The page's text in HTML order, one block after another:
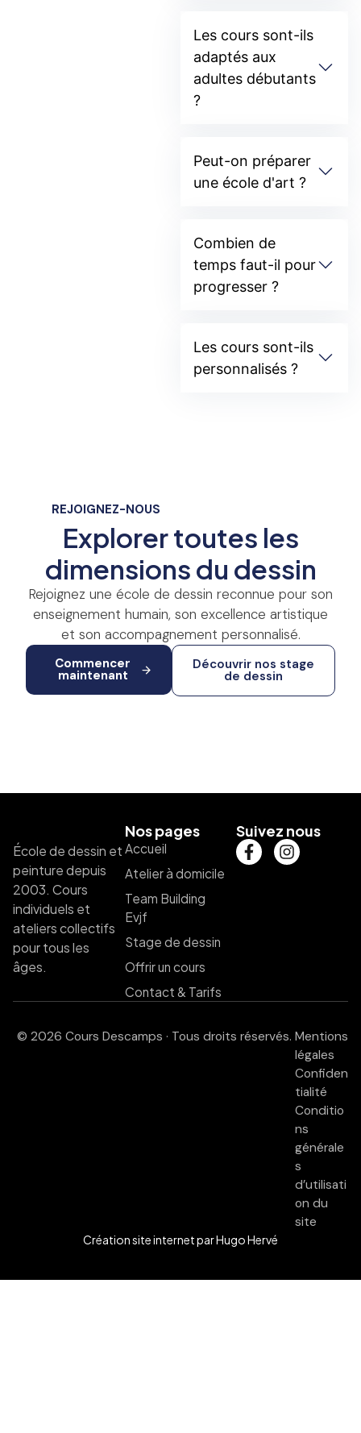
Les cours sont-ils
adaptés aux
adultes débutants
?
Peut-on préparer
une école d'art ?
Combien de
temps faut-il pour
progresser ?
Les cours sont-ils
personnalisés ?
REJOIGNEZ-NOUS
Explorer toutes les
dimensions du dessin
Rejoignez une école de dessin reconnue pour son
enseignement humain, son excellence artistique
et son accompagnement personnalisé.
Commencer
maintenant
Découvrir nos stage
de dessin
École de dessin et
peinture depuis
2003. Cours
individuels et
ateliers collectifs
pour tous les
âges.
Nos pages
Accueil
Atelier à domicile
Team Building
Evjf
Stage de dessin
Offrir un cours
Contact & Tarifs
Suivez nous
© 2026 Cours Descamps · Tous droits réservés. Mentions
légales
Confiden
tialité
Conditio
ns
générale
s
d’utilisati
on du
site
Création site internetpar Hugo Hervé